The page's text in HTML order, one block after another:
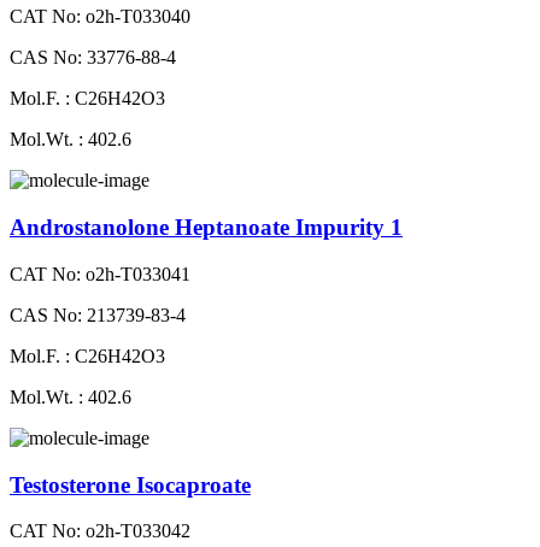
CAT No: o2h-T033040
CAS No: 33776-88-4
Mol.F. : C26H42O3
Mol.Wt. : 402.6
Androstanolone Heptanoate Impurity 1
CAT No: o2h-T033041
CAS No: 213739-83-4
Mol.F. : C26H42O3
Mol.Wt. : 402.6
Testosterone Isocaproate
CAT No: o2h-T033042